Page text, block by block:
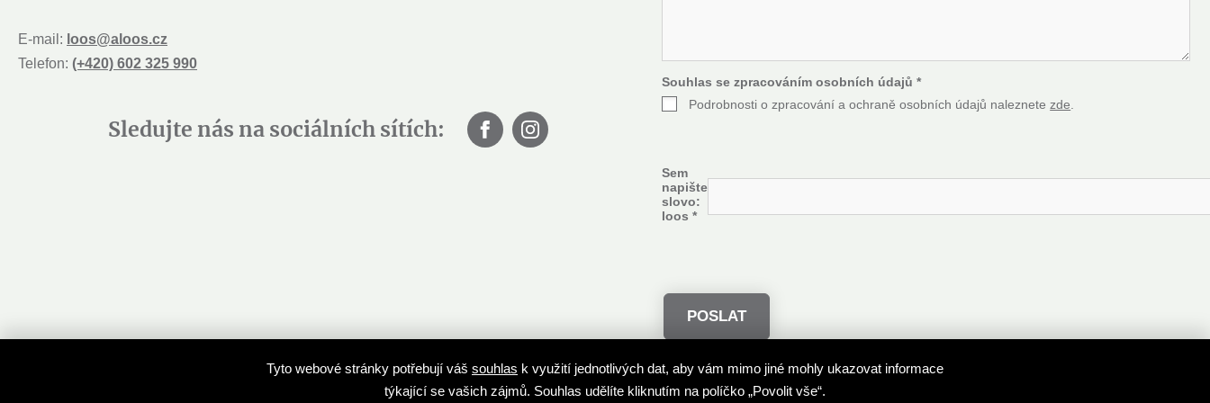
E-mail: loos@aloos.cz
Telefon: (+420) 602 325 990
Sledujte nás na sociálních sítích:
Souhlas se zpracováním osobních údajů*
Podrobnosti o zpracování a ochraně osobních údajů naleznetezde.
Sem
napište
slovo:
loos *
Nabídněte dílo do nejúspěšnější aukce Nejúspěšnější aukční síň České aukční rekordy
Tyto webové stránky potřebují váš souhlas k využití jednotlivých dat, aby vám mimo jiné mohly ukazovat informace
týkající se vašich zájmů. Souhlas udělíte kliknutím na políčko „Povolit vše“.